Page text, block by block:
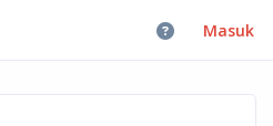
Masuk